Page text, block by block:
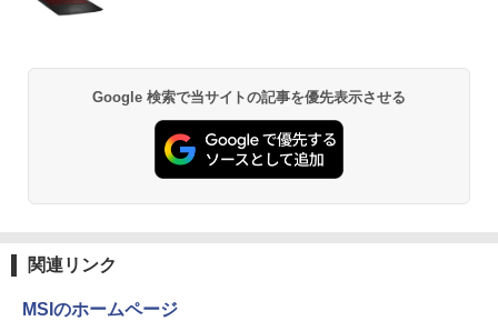
Google 検索で当サイトの記事を優先表示させる
関連リンク
MSIのホームページ